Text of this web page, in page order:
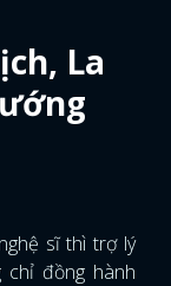
La
sĩ thì trợ lý
chỉ đồng hành